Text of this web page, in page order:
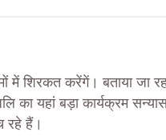
में शिरकत करेंगें। बताया
यहां बड़ा कार्यक्रम सन्यास
रहे हैं।